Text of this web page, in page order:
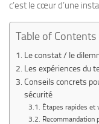
c’est le cœur d’une
Table of Contents
Le constat / le
Les expériences du
Conseils concrets
sécurité
Étapes rapides et